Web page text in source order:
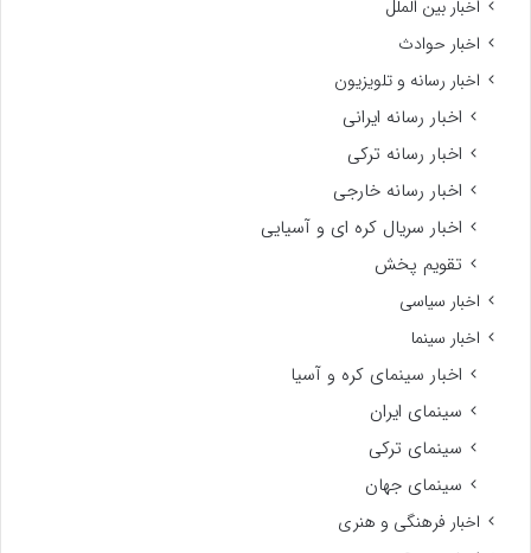
اخبار بین الملل
اخبار حوادث
اخبار رسانه و تلویزیون
اخبار رسانه ایرانی
اخبار رسانه ترکی
اخبار رسانه خارجی
اخبار سریال کره ای و آسیایی
تقویم پخش
اخبار سیاسی
اخبار سینما
اخبار سینمای کره و آسیا
سینمای ایران
سینمای ترکی
سینمای جهان
اخبار فرهنگی و هنری